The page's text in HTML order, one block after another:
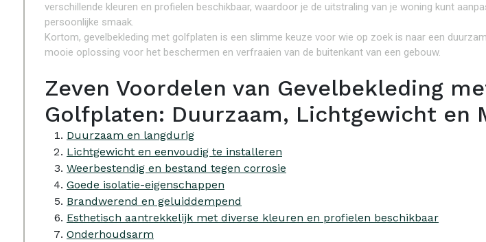
verschillende kleuren en profielen beschikbaar, waardoor je de uitstraling van je woning kunt
persoonlijke smaak.
Kortom, gevelbekleding met golfplaten is een slimme keuze voor wie op zoek is naar een
mooie oplossing voor het beschermen en verfraaien van de buitenkant van een gebouw.
Zeven Voordelen van Gevelbekleding
Golfplaten: Duurzaam, Lichtgewicht en
Duurzaam en langdurig
Lichtgewicht en eenvoudig te installeren
Weerbestendig en bestand tegen corrosie
Goede isolatie-eigenschappen
Brandwerend en geluiddempend
Esthetisch aantrekkelijk met diverse kleuren en profielen beschikbaar
Onderhoudsarm